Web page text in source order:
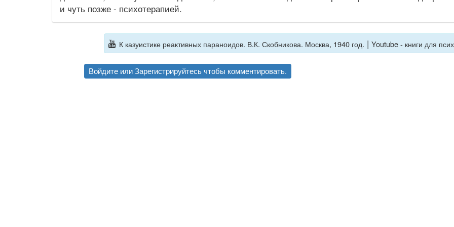
и чуть позже - психотерапией.
К казуистике реактивных параноидов. В.К. Скобникова. Москва, 1940 год. | Youtube - книги для
Войдите илиЗарегистрируйтесь чтобы комментировать.